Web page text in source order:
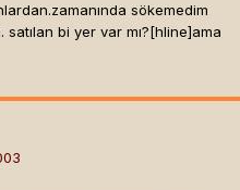
sökemedim
bi yer var mı?[hline]ama